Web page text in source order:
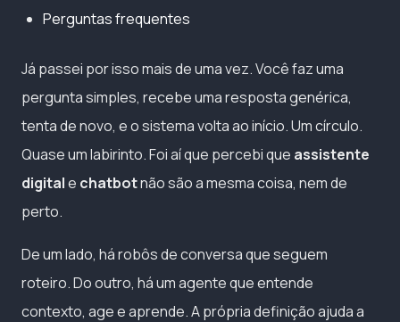
Perguntas frequentes
Já passei por isso mais de uma vez. Você faz uma
pergunta simples, recebe uma resposta genérica,
tenta de novo, e o sistema volta ao início. Um círculo.
Quase um labirinto. Foi aí que percebi que assistente
digitale chatbotnão são a mesma coisa, nem de
perto.
De um lado, há robôs de conversa que seguem
roteiro. Do outro, há um agente que entende
contexto, age e aprende. A própria definição ajuda a